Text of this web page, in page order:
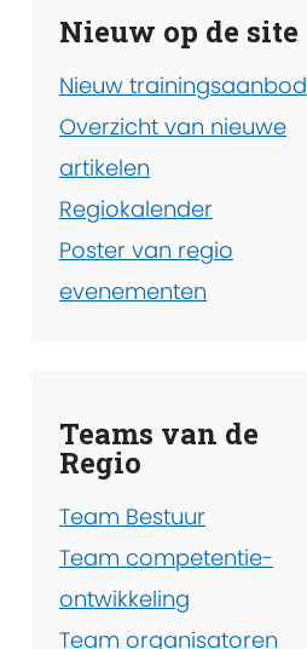
Nieuw op de site
Nieuw trainingsaanbod
Overzicht van nieuwe
artikelen
Regiokalender
Poster van regio
evenementen
Teams van de
Regio
Team Bestuur
Team competentie-
ontwikkeling
Team organisatoren